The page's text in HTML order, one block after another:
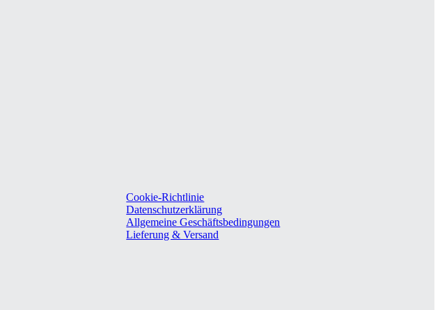
Cookie-Richtlinie
Datenschutzerklärung
Allgemeine Geschäftsbedingungen
Lieferung & Versand